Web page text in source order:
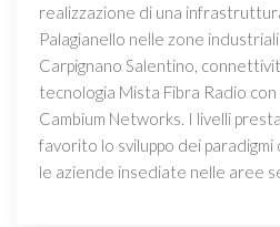
realizzazione di una
Palagianello nelle zone
Carpignano Salentino,
tecnologia Mista Fibra Radio
Cambium Networks. I livelli
favorito lo sviluppo dei
le aziende insediate nelle aree